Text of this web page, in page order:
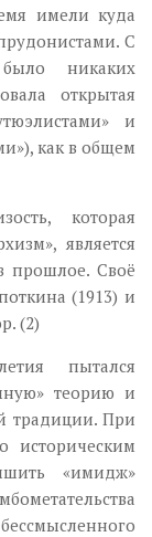
имели куда
С
никаких
открытая
и
как в общем
которая
является
прошлое. Своё
(1913) и
(2)
пытался
теорию и
традиции. При
историческим
«имидж»